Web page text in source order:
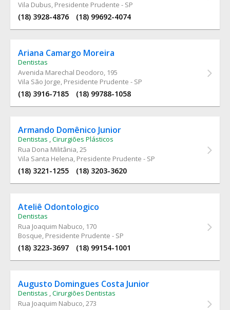
Vila Dubus, Presidente Prudente - SP
(18) 3928-4876 (18) 99692-4074
Ariana Camargo Moreira
Dentistas
Avenida Marechal Deodoro, 195
Vila São Jorge, Presidente Prudente - SP
(18) 3916-7185 (18) 99788-1058
Armando Domênico Junior
Dentistas ,Cirurgiões Plásticos
Rua Dona Militânia, 25
Vila Santa Helena, Presidente Prudente - SP
(18) 3221-1255 (18) 3203-3620
Ateliê Odontologico
Dentistas
Rua Joaquim Nabuco, 170
Bosque, Presidente Prudente - SP
(18) 3223-3697 (18) 99154-1001
Augusto Domingues Costa Junior
Dentistas ,Cirurgiões Dentistas
Rua Joaquim Nabuco, 273